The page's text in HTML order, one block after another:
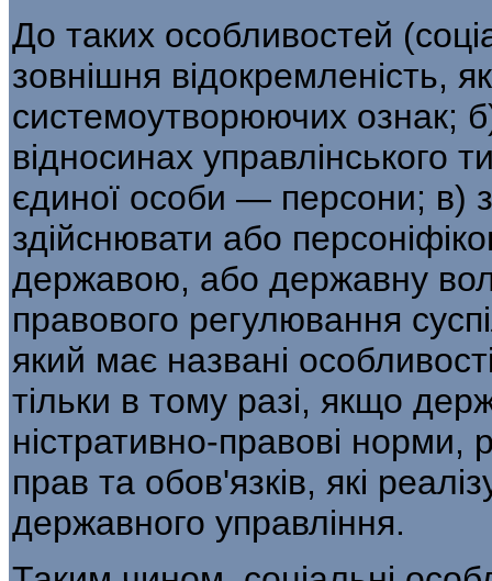
До таких особливостей
зовніш­ня відокремленість,
системоутворюючих ознак;
відносинах управлінського
єдиної особи — персони; в)
здійснювати або
державою, або дер­жавну
правового регулювання
який має названі
тільки в тому разі, якщо
ністративно-правові норми,
прав та обов'язків, які
державного управління.